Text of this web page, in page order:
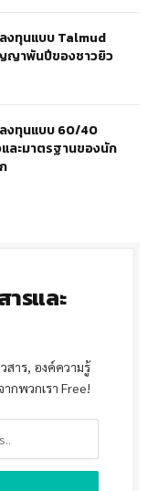
งทุนแบบ Talmud
าพันปีของชาวยิว
งทุนแบบ 60/40
ละมาตรฐานของนัก
ารและ
สาร, องค์ความรู้
กพวกเรา Free!